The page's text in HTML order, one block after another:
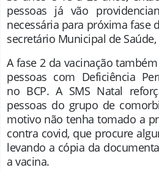
pessoas já vão
necessária para próxima fase
secretário Municipal de
A fase 2 da vacinação
pessoas com Deficiência
no BCP. A SMS Natal
pessoas do grupo de
motivo não tenha tomado a
contra covid, que procure
levando a cópia da
a vacina.